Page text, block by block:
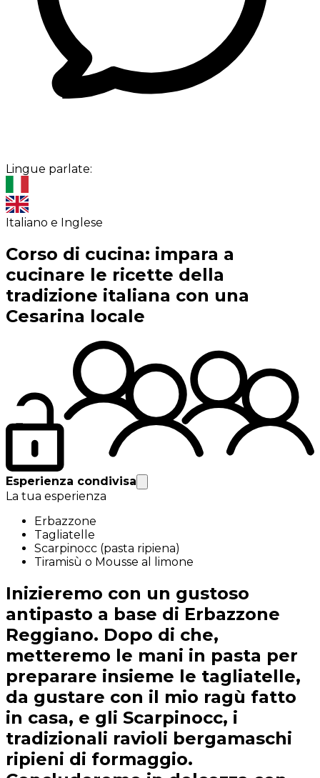
Lingue parlate:
Italiano e Inglese
Corso di cucina: impara a
cucinare le ricette della
tradizione italiana con una
Cesarina locale
Esperienza condivisa
La tua esperienza
Erbazzone
Tagliatelle
Scarpinocc (pasta ripiena)
Tiramisù o Mousse al limone
Inizieremo con un gustoso
antipasto a base di Erbazzone
Reggiano. Dopo di che,
metteremo le mani in pasta per
preparare insieme le tagliatelle,
da gustare con il mio ragù fatto
in casa, e gli Scarpinocc, i
tradizionali ravioli bergamaschi
ripieni di formaggio.